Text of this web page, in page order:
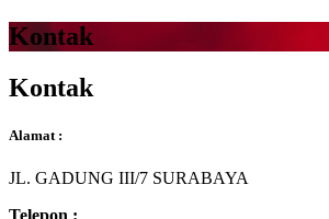
Kontak
Kontak
Alamat :
JL. GADUNG III/7 SURABAYA